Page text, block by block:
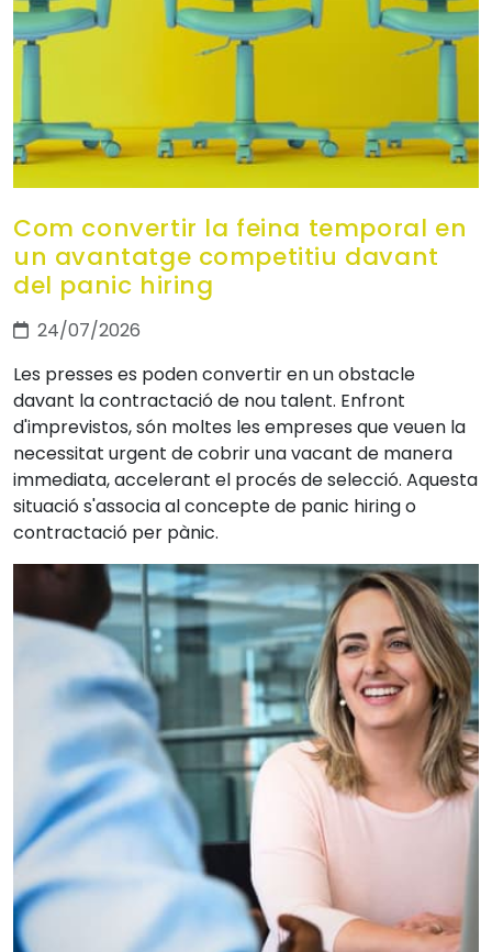
Com convertir la feina temporal en
un avantatge competitiu davant
del panic hiring
24/07/2026
Les presses es poden convertir en un obstacle
davant la contractació de nou talent. Enfront
d'imprevistos, són moltes les empreses que veuen la
necessitat urgent de cobrir una vacant de manera
immediata, accelerant el procés de selecció. Aquesta
situació s'associa al concepte de panic hiring o
contractació per pànic.